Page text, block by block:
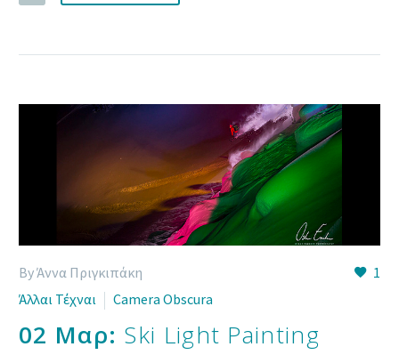
1
By Άννα Πριγκιπάκη
Άλλαι Τέχναι
Camera Obscura
02 Μαρ: Ski Light Painting